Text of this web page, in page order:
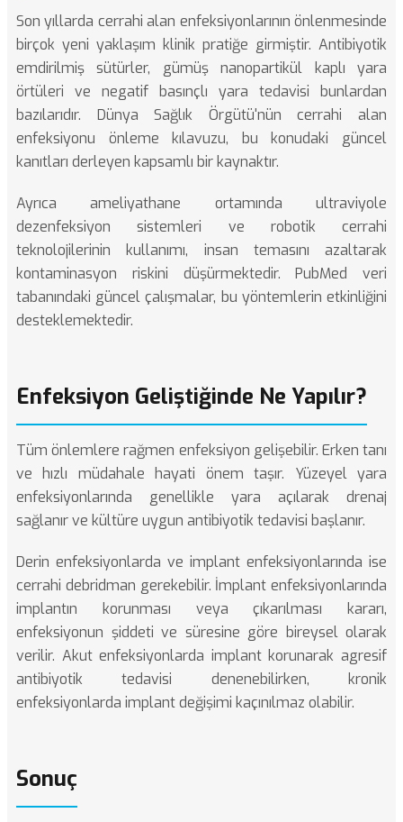
Son yıllarda cerrahi alan enfeksiyonlarının önlenmesinde
birçok yeni yaklaşım klinik pratiğe girmiştir. Antibiyotik
emdirilmiş sütürler, gümüş nanopartikül kaplı yara
örtüleri ve negatif basınçlı yara tedavisi bunlardan
bazılarıdır. Dünya Sağlık Örgütü'nün cerrahi alan
enfeksiyonu önleme kılavuzu, bu konudaki güncel
kanıtları derleyen kapsamlı bir kaynaktır.
Ayrıca ameliyathane ortamında ultraviyole
dezenfeksiyon sistemleri ve robotik cerrahi
teknolojilerinin kullanımı, insan temasını azaltarak
kontaminasyon riskini düşürmektedir.PubMed veri
tabanındaki güncel çalışmalar, bu yöntemlerin etkinliğini
desteklemektedir.
Enfeksiyon Geliştiğinde Ne Yapılır?
Tüm önlemlere rağmen enfeksiyon gelişebilir. Erken tanı
ve hızlı müdahale hayati önem taşır. Yüzeyel yara
enfeksiyonlarında genellikle yara açılarak drenaj
sağlanır ve kültüre uygun antibiyotik tedavisi başlanır.
Derin enfeksiyonlarda ve implant enfeksiyonlarında ise
cerrahi debridman gerekebilir. İmplant enfeksiyonlarında
implantın korunması veya çıkarılması kararı,
enfeksiyonun şiddeti ve süresine göre bireysel olarak
verilir. Akut enfeksiyonlarda implant korunarak agresif
antibiyotik tedavisi denenebilirken, kronik
enfeksiyonlarda implant değişimi kaçınılmaz olabilir.
Sonuç